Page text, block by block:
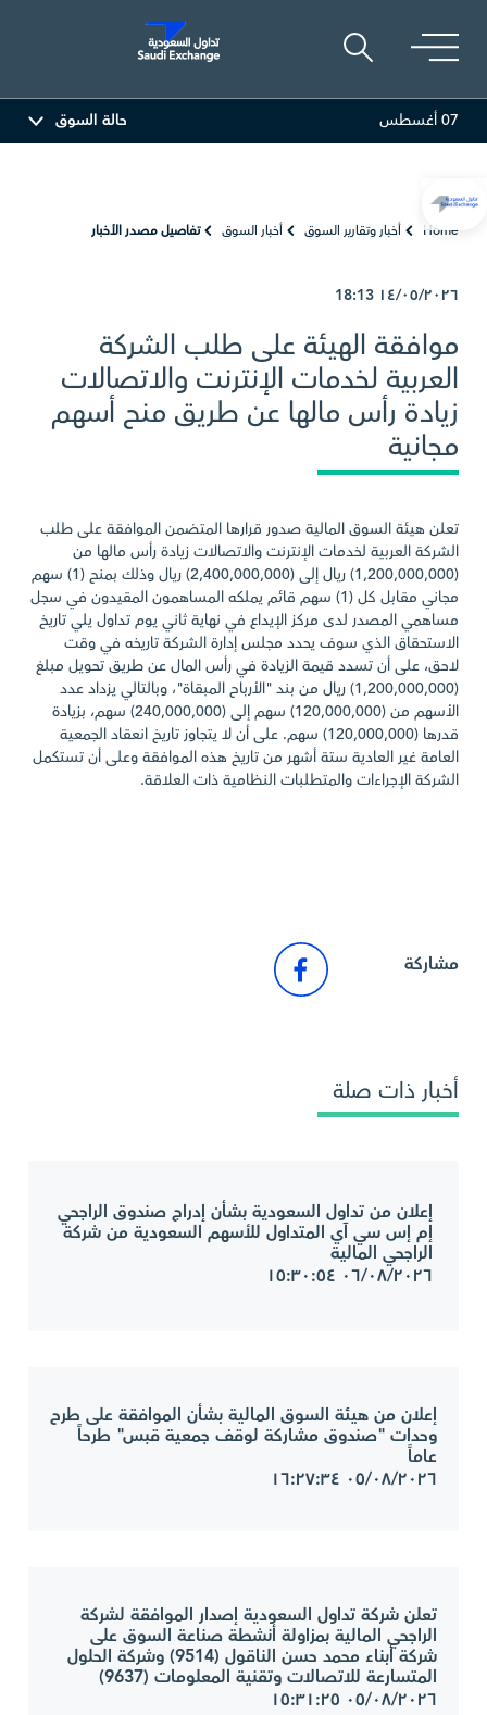
07 أغسطس حالة السوق
Home أخبار وتقارير السوق أخبار السوق تفاصيل مصدر الأخبار
١٤/٠٥/٢٠٢٦
موافقة الهيئة على طلب الشركة
العربية لخدمات الإنترنت والاتصالات
زيادة رأس مالها عن طريق منح أسهم
مجانية
تعلن هيئة السوق المالية صدور قرارها المتضمن الموافقة على طلب
الشركة العربية لخدمات الإنترنت والاتصالات زيادة رأس مالها من
(1,200,000,000) ريال إلى (2,400,000,000) ريال وذلك بمنح (1) سهم
مجاني مقابل كل (1) سهم قائم يملكه المساهمون المقيدون في سجل
مساهمي المصدر لدى مركز الإيداع في نهاية ثاني يوم تداول يلي تاريخ
الاستحقاق الذي سوف يحدد مجلس إدارة الشركة تاريخه في وقت
لاحق، على أن تسدد قيمة الزيادة في رأس المال عن طريق تحويل مبلغ
(1,200,000,000) ريال من بند "الأرباح المبقاة"، وبالتالي يزداد عدد
الأسهم من (120,000,000) سهم إلى (240,000,000) سهم، بزيادة
قدرها (120,000,000) سهم. على أن لا يتجاوز تاريخ انعقاد الجمعية
العامة غير العادية ستة أشهر من تاريخ هذه الموافقة وعلى أن تستكمل
الشركة الإجراءات والمتطلبات النظامية ذات العلاقة.
مشاركة
أخبار ذات صلة
إعلان من تداول السعودية بشأن إدراج صندوق الراجحي
إم إس سي آي المتداول للأسهم السعودية من شركة
الراجحي المالية
٠٦/٠٨/٢٠٢٦ ١٥:٣٠:٥٤
إعلان من هيئة السوق المالية بشأن الموافقة على طرح
وحدات "صندوق مشاركة لوقف جمعية قبس" طرحاً
عاماً
٠٥/٠٨/٢٠٢٦ ١٦:٢٧:٣٤
تعلن شركة تداول السعودية إصدار الموافقة لشركة
الراجحي المالية بمزاولة أنشطة صناعة السوق على
شركة أبناء محمد حسن الناقول (9514) وشركة الحلول
المتسارعة للاتصالات وتقنية المعلومات (9637)
٠٥/٠٨/٢٠٢٦ ١٥:٣١:٢٥